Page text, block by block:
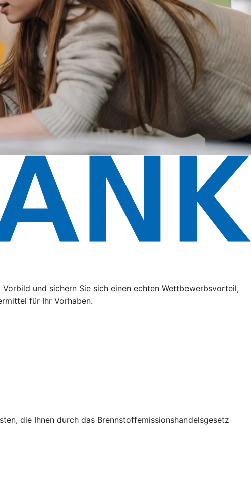
und sichern Sie sich einen echten Wettbewerbsvorteil,
für Ihr Vorhaben.
die Ihnen durch das Brennstoffemissionshandelsgesetz